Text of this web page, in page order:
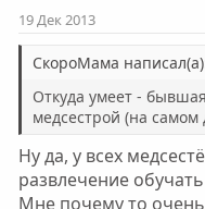
когда у нас болел кот
из юности была
научила. А вообще
точно, может и
полгода назад давно
19 Дек 2013
СкороМама
Откуда умеет -
медсестрой (на самом
Ну да, у всех
развлечение
Мне почему то